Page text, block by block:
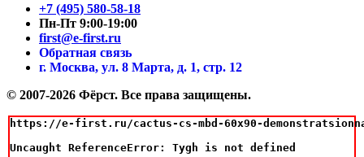
+7 (495) 580-58-18
Пн-Пт 9:00-19:00
first@e-first.ru
Обратная связь
г. Москва, ул. 8 Марта, д. 1, стр. 12
© 2007-2026 Фёрст. Все права защищены.
https://e-first.ru/cactus-cs-mbd-60x90-
Uncaught ReferenceError: Tygh is not defined